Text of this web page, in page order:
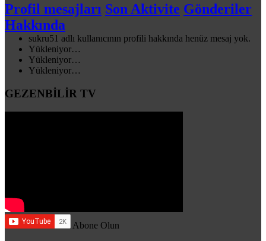
Profil mesajları Son Aktivite Gönderiler
Hakkında
sukru51 adlı kullanıcının profili hakkında henüz mesaj yok.
Yükleniyor…
Yükleniyor…
Yükleniyor…
GEZENBİLİR TV
Abone Olun